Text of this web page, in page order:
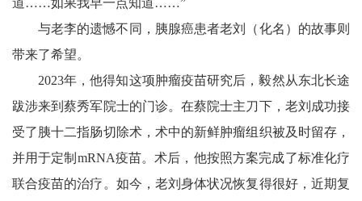
与老李的遗憾不同，胰腺癌患者老刘（化名）的故事则
带来了希望。
2023年，他得知这项肿瘤疫苗研究后，毅然从东北长途
跋涉来到蔡秀军院士的门诊。在蔡院士主刀下，老刘成功接
受了胰十二指肠切除术，术中的新鲜肿瘤组织被及时留存，
并用于定制mRNA疫苗。术后，他按照方案完成了标准化疗
联合疫苗的治疗。如今，老刘身体状况恢复得很好，近期复